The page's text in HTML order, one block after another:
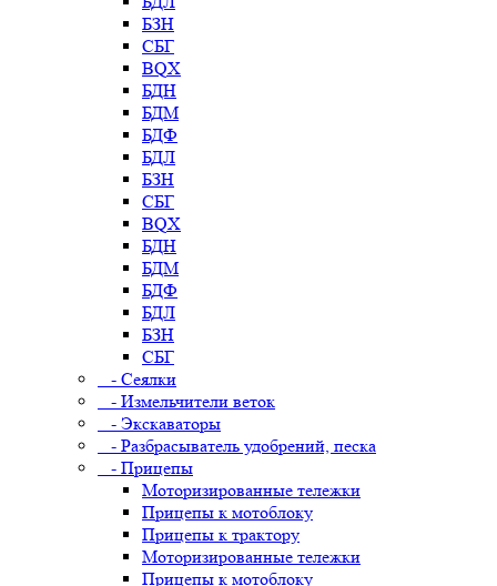
БЗН
СБГ
BQX
БДН
БДМ
БДФ
БДЛ
БЗН
СБГ
BQX
БДН
БДМ
БДФ
БДЛ
БЗН
СБГ
- Сеялки
- Измельчители веток
- Экскаваторы
- Разбрасыватель удобрений, песка
- Прицепы
Моторизированные тележки
Прицепы к мотоблоку
Прицепы к трактору
Моторизированные тележки
Прицепы к мотоблоку